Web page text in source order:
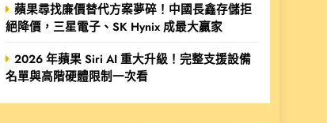
蘋果尋找廉價替代方案夢碎！中國長鑫存儲拒
絕降價，三星電子、SK Hynix 成最大贏家
2026 年蘋果 Siri AI 重大升級！完整支援設備
名單與高階硬體限制一次看